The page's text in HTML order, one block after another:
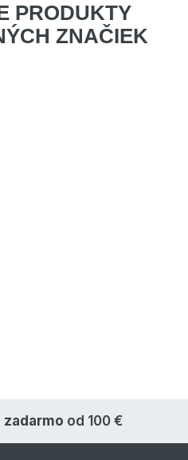
PRODUKTY
ZNAČIEK
zadarmo od 100 €